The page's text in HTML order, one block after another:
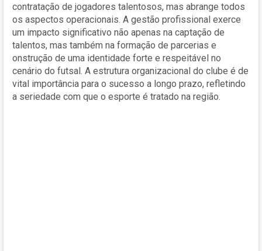
contratação de jogadores talentosos, mas abrange todos
os aspectos operacionais. A gestão profissional exerce
um impacto significativo não apenas na captação de
talentos, mas também na formação de parcerias e
onstrução de uma identidade forte e respeitável no
cenário do futsal. A estrutura organizacional do clube é de
vital importância para o sucesso a longo prazo, refletindo
a seriedade com que o esporte é tratado na região.